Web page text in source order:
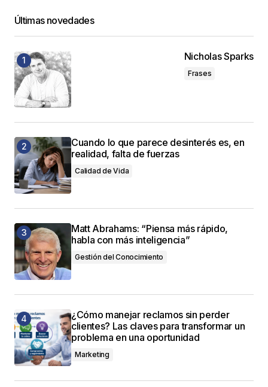
Últimas novedades
Nicholas Sparks
Frases
Cuando lo que parece desinterés es, en
realidad, falta de fuerzas
Calidad de Vida
Matt Abrahams: “Piensa más rápido,
habla con más inteligencia”
Gestión del Conocimiento
¿Cómo manejar reclamos sin perder
clientes? Las claves para transformar un
problema en una oportunidad
Marketing